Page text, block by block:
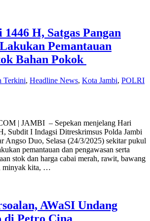
H, Satgas Pangan
Pemantauan
Bahan Pokok
Terkini, Headline News, Kota Jambi, POLRI
| JAMBI – Sepekan menjelang Hari
Subdit I Indagsi Ditreskrimsus Polda Jambi
Angso Duo, Selasa (24/3/2025) sekitar pukul
pemantauan dan pengawasan serta
stok dan harga cabai merah, rawit, bawang
minyak kita, …
AWaSI Undang